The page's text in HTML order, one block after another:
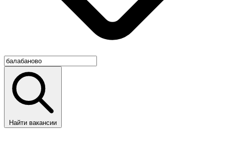
Найти вакансии